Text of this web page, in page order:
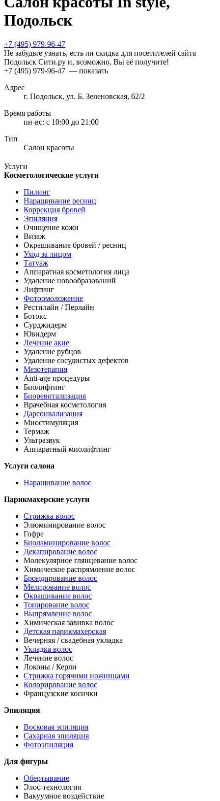
Подольск
+7 (495) 979-96-47
Не забудьте узнать, есть ли скидка для посетителей сайта
Подольск Сити.ру и, возможно, Вы её получите!
+7 (495) 979-96-47 — показать
Адрес
г. Подольск, ул. Б. Зеленовская, 62/2
Время работы
пн-вс: с 10:00 до 21:00
Тип
Салон красоты
Услуги
Косметологические услуги
Пилинг
Наращивание ресниц
Коррекция бровей
Эпиляция
Очищение кожи
Визаж
Окрашивание бровей / ресниц
Уход за лицом
Татуаж
Аппаратная косметология лица
Удаление новообразований
Лифтинг
Фотоомоложение
Рестилайн / Перлайн
Ботокс
Сурджидерм
Ювидерм
Лечение акне
Удаление рубцов
Удаление сосудистых дефектов
Мезотерапия
Anti-age процедуры
Биолифтинг
Биоревитализация
Врачебная косметология
Дарсонвализация
Миостимуляция
Термаж
Ультразвук
Аппаратный миолифтинг
Услуги салона
Наращивание волос
Парикмахерские услуги
Стрижка волос
Элюминирование волос
Гофре
Биоламинирование волос
Декапирование волос
Молекулярное глянцевание волос
Химическое распрямление волос
Брондирование волос
Мелирование волос
Окрашивание волос
Тонирование волос
Выпрямление волос
Химическая завивка волос
Детская парикмахерская
Вечерняя / свадебная укладка
Укладка волос
Лечение волос
Локоны / Керли
Стрижка горячими ножницами
Колорирование волос
Французские косички
Эпиляция
Восковая эпиляция
Сахарная эпиляция
Фотоэпиляция
Для фигуры
Обертывание
Элос-технология
Вакуумное воздействие